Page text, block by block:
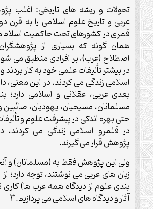
تحولات و ريشه هاى تاريخى: اغلب
عربى و تاريخ علوم اسلامى را به قرن
قمرى در كشورهاى تحت حاكميت اسلام
همان گونه كه بسيارى از
اصطلاح (عرب)، بر افرادى منطبق مى
در بيشتر تأليفات علمى خود به كار
اسلامى زندگى مى كردند. در اين
بعدى عربى، عقلانى و اسلامى دارد؛
مسلمانان، مسيحيان، يهوديان، صائبين
حتى بهره اندكى در پيشرفت علوم و
در قلمرو اسلامى زندگى مى كردند،
پژوهش قرار مى گيرند.
ولى اين پژوهش فقط به (مسلمانان) و
زبان هاى عربى مى نوشتند، توجه دارد؛
بندى علوم از ديدگاه همه عرب ها) كارى
آثار و ديدگاه هاى اسلامى مى پردازيم.3